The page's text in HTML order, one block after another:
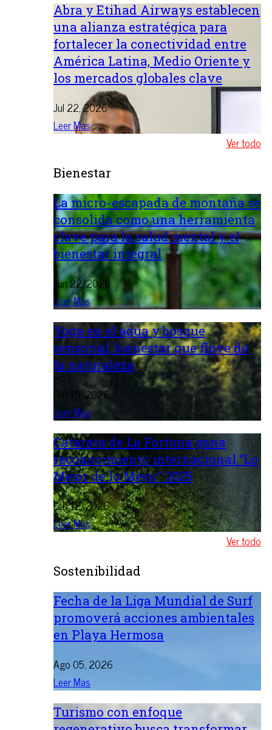
Abra y Etihad Airways establecen
una alianza estratégica para
fortalecer la conectividad entre
América Latina, Medio Oriente y
los mercados globales clave
Jul 22, 2026
Leer Mas
Ver todo
Bienestar
La micro-escapada de montaña se
consolida como una herramienta
clave para la salud mental y el
bienestar integral
Jun 22, 2026
Leer Mas
Yoga en el agua y bosque
sensorial, bienestar que fluye de
la naturaleza
Feb 19, 2026
Leer Mas
Catarata de La Fortuna gana
reconocimiento internacional “Lo
Mejor de lo Mejor” 2025
Feb 12, 2026
Leer Mas
Ver todo
Sostenibilidad
Fecha de la Liga Mundial de Surf
promoverá acciones ambientales
en Playa Hermosa
Ago 05, 2026
Leer Mas
Turismo con enfoque